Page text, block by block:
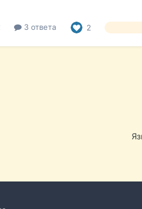
3 ответа 2